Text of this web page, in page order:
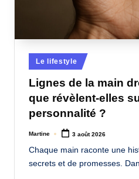
Posted
in
Le lifestyle
Lignes de la main
que révèlent-elles
personnalité ?
Posted
Martine 3 août 2026
Chaque main raconte une
secrets et de promesses.